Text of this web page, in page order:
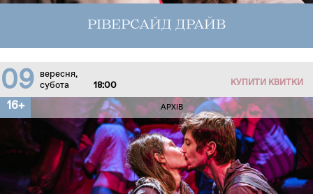
РІВЕРСАЙД ДРАЙВ
09
вересня,
субота
18:00 КУПИТИ КВИТКИ
16+ АРХІВ